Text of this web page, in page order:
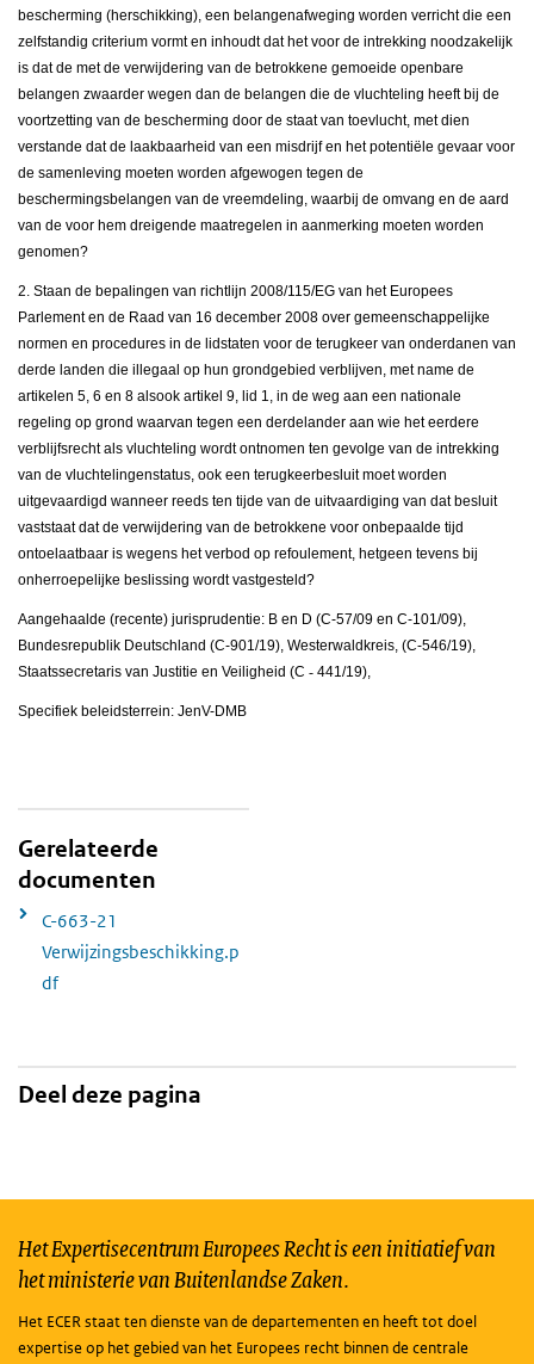
bescherming (herschikking), een belangenafweging worden verricht die een
zelfstandig criterium vormt en inhoudt dat het voor de intrekking noodzakelijk
is dat de met de verwijdering van de betrokkene gemoeide openbare
belangen zwaarder wegen dan de belangen die de vluchteling heeft bij de
voortzetting van de bescherming door de staat van toevlucht, met dien
verstande dat de laakbaarheid van een misdrijf en het potentiële gevaar voor
de samenleving moeten worden afgewogen tegen de
beschermingsbelangen van de vreemdeling, waarbij de omvang en de aard
van de voor hem dreigende maatregelen in aanmerking moeten worden
genomen?
2. Staan de bepalingen van richtlijn 2008/115/EG van het Europees
Parlement en de Raad van 16 december 2008 over gemeenschappelijke
normen en procedures in de lidstaten voor de terugkeer van onderdanen van
derde landen die illegaal op hun grondgebied verblijven, met name de
artikelen 5, 6 en 8 alsook artikel 9, lid 1, in de weg aan een nationale
regeling op grond waarvan tegen een derdelander aan wie het eerdere
verblijfsrecht als vluchteling wordt ontnomen ten gevolge van de intrekking
van de vluchtelingenstatus, ook een terugkeerbesluit moet worden
uitgevaardigd wanneer reeds ten tijde van de uitvaardiging van dat besluit
vaststaat dat de verwijdering van de betrokkene voor onbepaalde tijd
ontoelaatbaar is wegens het verbod op refoulement, hetgeen tevens bij
onherroepelijke beslissing wordt vastgesteld?
Aangehaalde (recente) jurisprudentie: B en D (C-57/09 en C-101/09),
Bundesrepublik Deutschland (C-901/19), Westerwaldkreis, (C-546/19),
Staatssecretaris van Justitie en Veiligheid (C ‑ 441/19),
Specifiek beleidsterrein: JenV-DMB
Gerelateerde
documenten
C-663-21
Verwijzingsbeschikking.p
df
Deel deze pagina
Het Expertisecentrum Europees Recht is een initiatief van
het ministerie van Buitenlandse Zaken.
Het ECER staat ten dienste van de departementen en heeft tot doel
expertise op het gebied van het Europees recht binnen de centrale